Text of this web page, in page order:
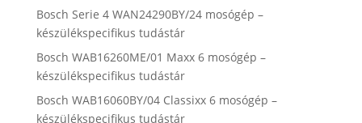
Bosch Serie 4 WAN24290BY/24 mosógép –
készülékspecifikus tudástár
Bosch WAB16260ME/01 Maxx 6 mosógép –
készülékspecifikus tudástár
Bosch WAB16060BY/04 Classixx 6 mosógép –
készülékspecifikus tudástár